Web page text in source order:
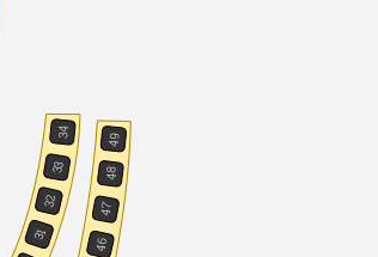
34
33
32
49
48
31
47
46